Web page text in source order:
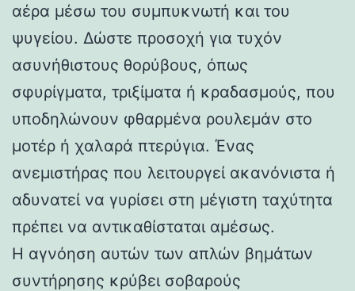
αέρα μέσω του συμπυκνωτή και του
ψυγείου. Δώστε προσοχή για τυχόν
ασυνήθιστους θορύβους, όπως
σφυρίγματα, τριξίματα ή κραδασμούς, που
υποδηλώνουν φθαρμένα ρουλεμάν στο
μοτέρ ή χαλαρά πτερύγια. Ένας
ανεμιστήρας που λειτουργεί ακανόνιστα ή
αδυνατεί να γυρίσει στη μέγιστη ταχύτητα
πρέπει να αντικαθίσταται αμέσως.
Η αγνόηση αυτών των απλών βημάτων
συντήρησης κρύβει σοβαρούς